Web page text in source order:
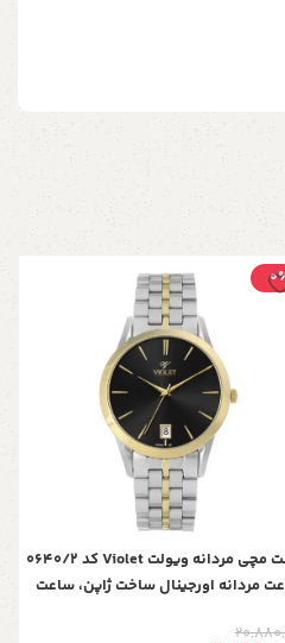
ساعت مچی مردانه ویولت Violet کد 0640/2
مردانه اورجینال ساخت ژاپن، ساعت